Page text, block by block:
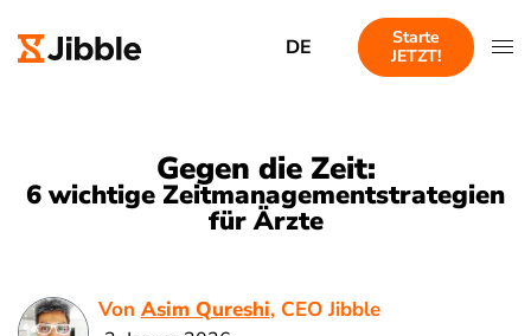
DE
Starte
JETZT!
Gegen die Zeit:
6 wichtige Zeitmanagementstrategien
für Ärzte
Von Asim Qureshi, CEO Jibble